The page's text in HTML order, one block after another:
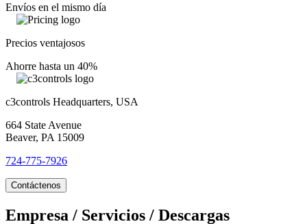
Envíos en el mismo día
Precios ventajosos
Ahorre hasta un 40%
c3controls Headquarters, USA
664 State Avenue
Beaver, PA 15009
724-775-7926
Contáctenos
Empresa / Servicios / Descargas